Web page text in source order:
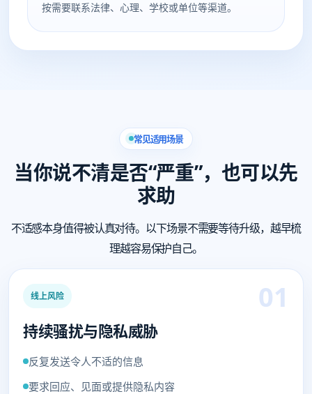
按需要联系法律、心理、学校或单位等渠道。
常见适用场景
当你说不清是否“严重”，也可以先
求助
不适感本身值得被认真对待。以下场景不需要等待升级，越早梳
理越容易保护自己。
线上风险 01
持续骚扰与隐私威胁
反复发送令人不适的信息
要求回应、见面或提供隐私内容